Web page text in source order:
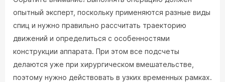
опытный эксперт, поскольку применяются разные виды
спиц и нужно правильно рассчитать траекторию
движений и определиться с особенностями
конструкции аппарата. При этом все подсчеты
делаются уже при хирургическом вмешательстве,
поэтому нужно действовать в узких временных рамках.